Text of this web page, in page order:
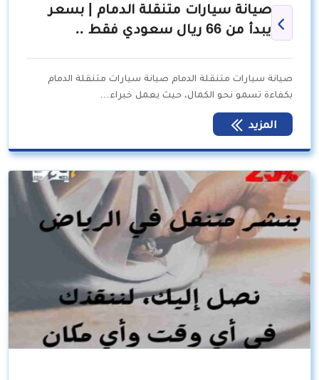
صيانة سيارات متنقلة الدمام | بسعر
يبدأ من 66 ريال سعودي فقط ..
صيانة سيارات متنقلة الدمام صيانة سيارات متنقلة الدمام
بكفاءة تسمو نحو الكمال، حيث يعمل خبراء…
المزيد